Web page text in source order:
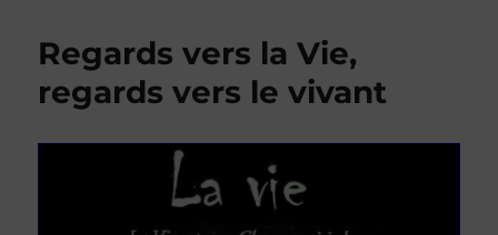
Regards vers la Vie,
regards vers le vivant